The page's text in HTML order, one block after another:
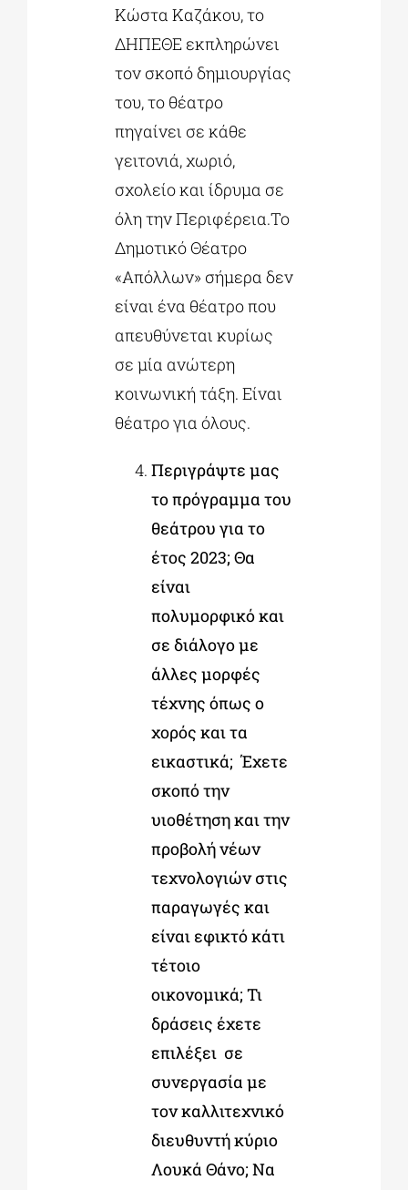
Κώστα Καζάκου, το
ΔΗΠΕΘΕ εκπληρώνει
τον σκοπό δημιουργίας
του, το θέατρο
πηγαίνει σε κάθε
γειτονιά, χωριό,
σχολείο και ίδρυμα σε
όλη την Περιφέρεια.Το
Δημοτικό Θέατρο
«Απόλλων» σήμερα δεν
είναι ένα θέατρο που
απευθύνεται κυρίως
σε μία ανώτερη
κοινωνική τάξη. Είναι
θέατρο για όλους.
Περιγράψτε μας
το πρόγραμμα του
θεάτρου για το
έτος 2023; Θα
είναι
πολυμορφικό και
σε διάλογο με
άλλες μορφές
τέχνης όπως ο
χορός και τα
εικαστικά; Έχετε
σκοπό την
υιοθέτηση και την
προβολή νέων
τεχνολογιών στις
παραγωγές και
είναι εφικτό κάτι
τέτοιο
οικονομικά; Τι
δράσεις έχετε
επιλέξει σε
συνεργασία με
τον καλλιτεχνικό
διευθυντή κύριο
Λουκά Θάνο; Να